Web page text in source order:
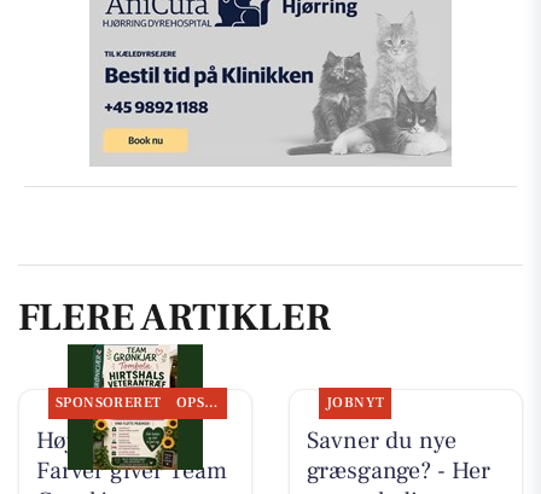
FLERE ARTIKLER
SPONSORERET OPSLAGSTAVLEN
Høj Data/Høj
Farver giver Team
JOBNYT
Savner du nye
græsgange? - Her